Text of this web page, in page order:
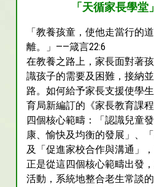
「天循家長學
「教養孩童，使他走當行的
離。」——箴言22:6
在教養之路上，家長面對著
識孩子的需要及困難，接納
路。如何給予家長支援使學
育局新編訂的《家長教育課
四個核心範疇：「認識兒童
康、愉快及均衡的發展」、
及「促進家校合作與溝通」
正是從這四個核心範疇出發
活動，系統地整合老生常談